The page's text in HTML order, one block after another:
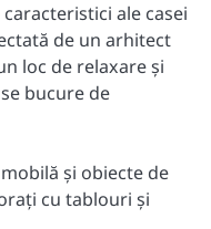
ale casei
de un arhitect
loc de relaxare și
bucure de
și obiecte de
cu tablouri și